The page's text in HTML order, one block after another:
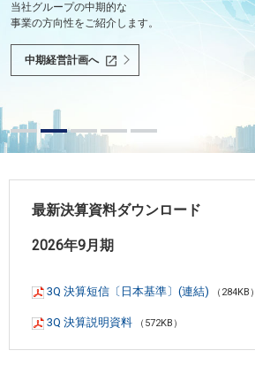
世界と共に、あるべき未来を問い続け、
社会課題を解決し、社会の変革を先駆けます。
当社グループの中期的な
事業の方向性をご紹介します。
中期経営計画へ
最新の決算情報をご確認ください。
決算情報へ
2026年6月
中間報告書へ
会社紹介ムービーをご覧いただけます。
会社紹介ムービーへ
最新決算資料ダウンロード
2026年9月期
3Q 決算短信〔日本基準〕(連結) （284KB）
3Q 決算説明資料 （572KB）